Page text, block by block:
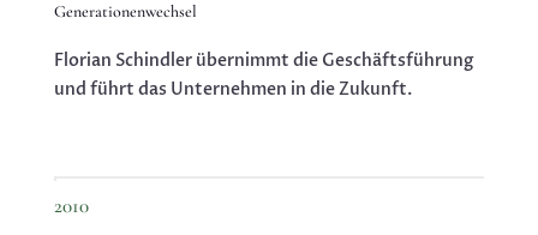
Generationenwechsel
Florian Schindler übernimmt die Geschäftsführung
und führt das Unternehmen in die Zukunft.
2010